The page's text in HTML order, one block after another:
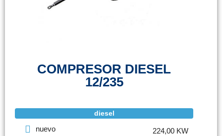
COMPRESOR DIESEL
12/235
diesel
nuevo 224,00 KW